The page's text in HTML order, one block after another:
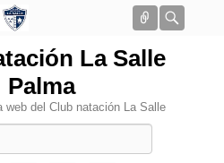
Conectar
La Salle
Palma
web del Club natación La Salle